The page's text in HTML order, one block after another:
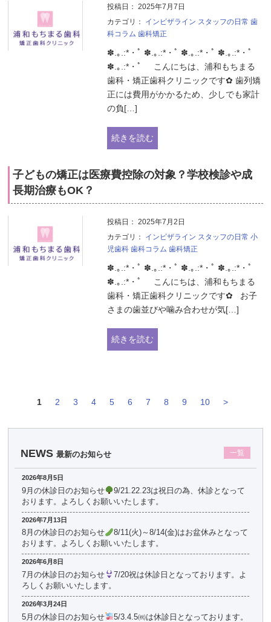
投稿日： 2025年7月7日
カテゴリ： インビザライン スタッフの日常 歯
科コラム 歯科矯正
✽.｡.:*・ﾟ ✽.｡.:*・ﾟ ✽.｡.:*・ﾟ ✽.｡.:*・ﾟ
✽.｡.:*・ﾟ こんにちは、浦和もちまる
歯科・矯正歯科クリニックです✿ 歯列矯
正には費用がかかるため、少しでも家計
の負[…]
続きを読む
子どもの矯正は医療費控除の対象？学校検診や成
長期治療もOK？
投稿日： 2025年7月2日
カテゴリ： インビザライン スタッフの日常 小
児歯科 歯科コラム 歯科矯正
✽.｡.:*・ﾟ ✽.｡.:*・ﾟ ✽.｡.:*・ﾟ ✽.｡.:*・ﾟ
✽.｡.:*・ﾟ こんにちは、浦和もちまる
歯科・矯正歯科クリニックです✿ お子
さまの歯並びや噛み合わせが気[…]
続きを読む
1 2 3 4 5 6 7 8 9 10 >
NEWS 最新のお知らせ 一覧
2026年8月5日
9月の休診日のお知らせ
9/21.22.23は祝日の為、休診となって
おります。よろしくお願いいたします。
2026年7月13日
8月の休診日のお知らせ
8/11(火)～8/14(金)はお盆休みとなって
おります。よろしくお願いいたします。
2026年6月8日
7月の休診日のお知らせ
7/20祝は休診日となっております。よ
ろしくお願いいたします。
2026年3月24日
5月の休診日のお知らせ
5/3.4.5㈷は休診日となっております。